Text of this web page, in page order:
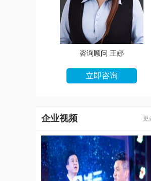
咨询顾问 王娜
立即咨询
企业视频 更